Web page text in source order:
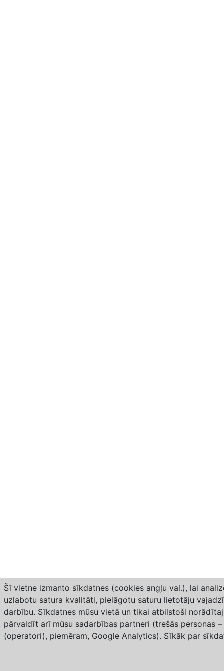
Šī vietne izmanto sīkdatnes (cookies angļu val.), lai
uzlabotu satura kvalitāti, pielāgotu saturu lietotāju
darbību. Sīkdatnes mūsu vietā un tikai atbilstoši
pārvaldīt arī mūsu sadarbības partneri (trešās personas
(operatori), piemēram, Google Analytics). Sīkāk par